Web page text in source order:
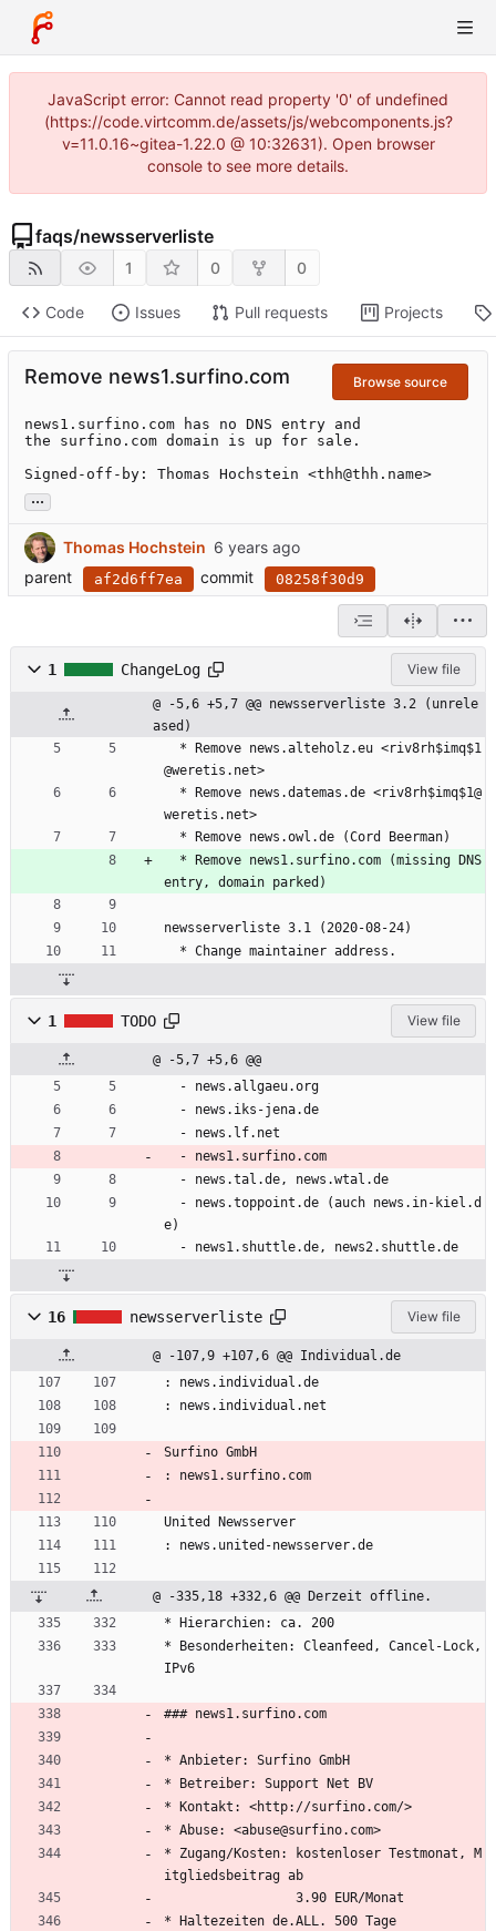
JavaScript error: Cannot read property '0' of undefined
(https://code.virtcomm.de/assets/js/webcomponents.js?
v=11.0.16~gitea-1.22.0 @ 10:32631). Open browser
console to see more details.
faqs/newsserverliste
1 0 0
Code Issues Pull requests Projects
Remove news1.surfino.com Browse source
news1.surfino.com has no DNS entry and
the surfino.com domain is up for sale.
Signed-off-by: Thomas Hochstein <thh@thh.name>
...
Thomas Hochstein
parent
af2d6ff7ea commit 08258f30d9
1 ChangeLog View file
@ -5,6 +5,7 @@ newsserverliste 3.2 (unrele
ased)
@weretis.net>
weretis.net>
  * Remove news.owl.de (Cord Beerman)
entry, domain parked)
newsserverliste 3.1 (2020-08-24)
  * Change maintainer address.
1 TODO View file
@ -5,7 +5,6 @@
  - news.allgaeu.org
  - news.iks-jena.de
  - news.lf.net
  - news1.surfino.com
  - news.tal.de, news.wtal.de
e)
  - news1.shuttle.de, news2.shuttle.de
16 newsserverliste View file
@ -107,9 +107,6 @@ Individual.de
: news.individual.de
: news.individual.net
Surfino GmbH
: news1.surfino.com
United Newsserver
: news.united-newsserver.de
@ -335,18 +332,6 @@ Derzeit offline.
* Hierarchien: ca. 200
* Besonderheiten: Cleanfeed, Cancel-Lock,
IPv6
### news1.surfino.com
* Anbieter: Surfino GmbH
* Betreiber: Support Net BV
* Kontakt: <http://surfino.com/>
* Abuse: <abuse@surfino.com>
* Zugang/Kosten: kostenloser Testmonat, M
itgliedsbeitrag ab
                 3.90 EUR/Monat
* Haltezeiten de.ALL. 500 Tage